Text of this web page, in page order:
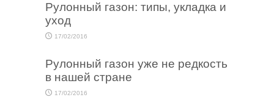
Рулонный газон: типы, укладка и
уход
17/02/2016
Рулонный газон уже не редкость
в нашей стране
17/02/2016